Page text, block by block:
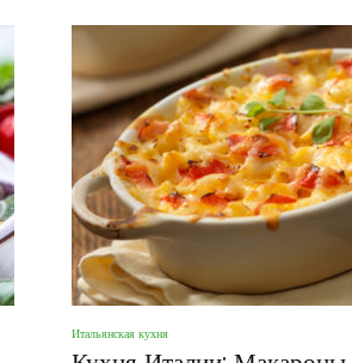
Итальянская кухня